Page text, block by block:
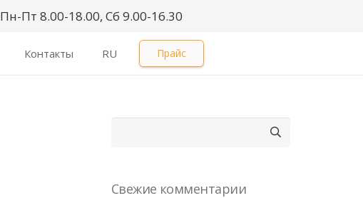
Пн-Пт 8.00-18.00, Сб 9.00-16.30
Контакты RU Прайс
Свежие комментарии